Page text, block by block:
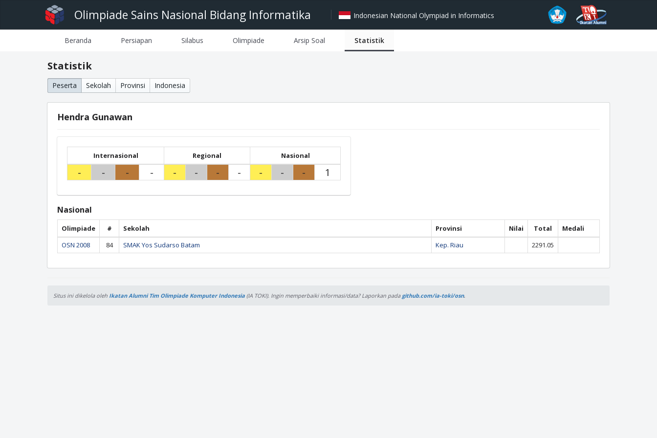
Olimpiade Sains Nasional Bidang Informatika Indonesian National Olympiad in Informatics
Beranda Persiapan Silabus Olimpiade Arsip Soal Statistik
Statistik
Peserta Sekolah Provinsi Indonesia
Hendra Gunawan
Internasional Regional Nasional
- - - - - - - - - - - 1
Nasional
Olimpiade # Sekolah Provinsi Nilai Total
Medali
OSN 2008
84 SMAK Yos Sudarso Batam Kep. Riau 2291.05
Situs ini dikelola oleh Ikatan Alumni Tim Olimpiade Komputer Indonesia (IA TOKI). Ingin memperbaiki informasi/data? Laporkan pada github.com/ia-toki/osn.